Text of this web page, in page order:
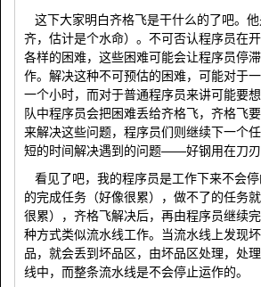
这下大家明白齐格飞是干什么的了吧。
齐，估计是个水命）。不可否认程序员在
各样的困难，这些困难可能会让程序员停
作。解决这种不可预估的困难，可能对于
一个小时，而对于普通程序员来讲可能要
队中程序员会把困难丢给齐格飞，齐格飞
来解决这些问题，程序员们则继续下一个
短的时间解决遇到的问题——好钢用在刀刃
看见了吧，我的程序员是工作下来不会
的完成任务（好像很累），做不了的任务
很累），齐格飞解决后，再由程序员继续
种方式类似流水线工作。当流水线上发现
品，就会丢到坏品区，由坏品区处理，处
线中，而整条流水线是不会停止运作的。